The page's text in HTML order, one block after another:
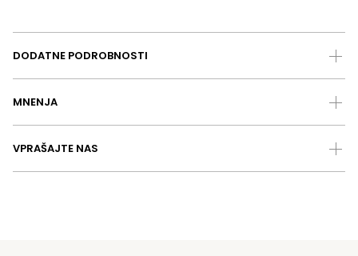
DODATNE PODROBNOSTI
MNENJA
VPRAŠAJTE NAS